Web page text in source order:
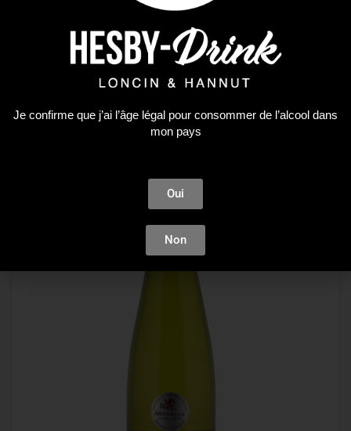
€
Je confirme que j’ai l’âge légal pour consommer de l’alcool dans
mon pays
Oui
Non